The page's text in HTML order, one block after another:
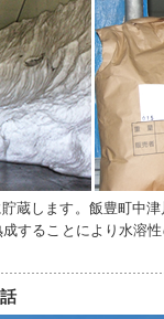
蔵します。飯豊町中
することにより水溶